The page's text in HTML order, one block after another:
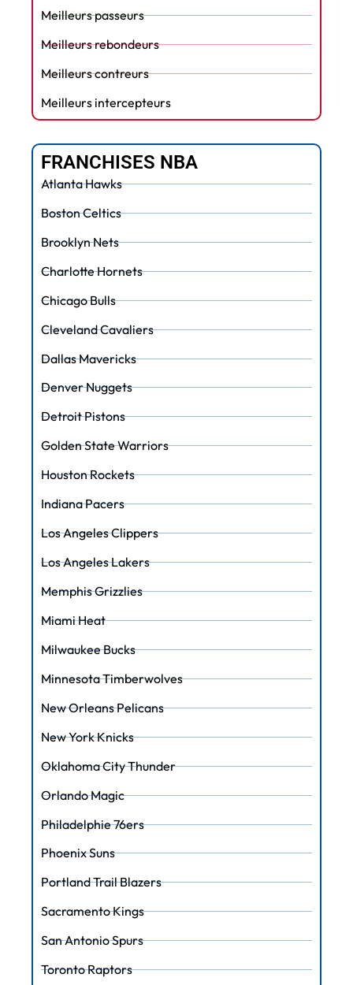
Meilleurs passeurs
Meilleurs rebondeurs
Meilleurs contreurs
Meilleurs intercepteurs
FRANCHISES NBA
Atlanta Hawks
Boston Celtics
Brooklyn Nets
Charlotte Hornets
Chicago Bulls
Cleveland Cavaliers
Dallas Mavericks
Denver Nuggets
Detroit Pistons
Golden State Warriors
Houston Rockets
Indiana Pacers
Los Angeles Clippers
Los Angeles Lakers
Memphis Grizzlies
Miami Heat
Milwaukee Bucks
Minnesota Timberwolves
New Orleans Pelicans
New York Knicks
Oklahoma City Thunder
Orlando Magic
Philadelphie 76ers
Phoenix Suns
Portland Trail Blazers
Sacramento Kings
San Antonio Spurs
Toronto Raptors